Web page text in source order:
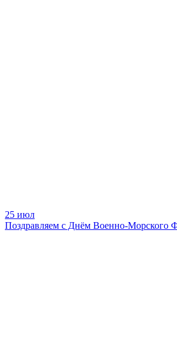
25 июл
Поздравляем с Днём Военно-Морского